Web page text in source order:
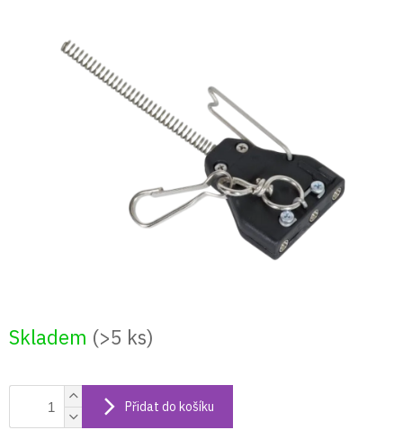
Skladem (>5 ks)
Přidat do košíku